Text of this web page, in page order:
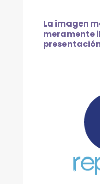
cantidad
La imagen
meramente